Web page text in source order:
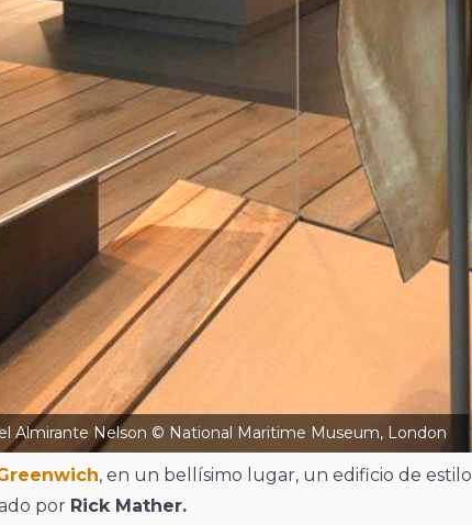
Almirante Nelson © National Maritime Museum, London
, en un bellísimo lugar, un edificio de estilo
por Rick Mather.